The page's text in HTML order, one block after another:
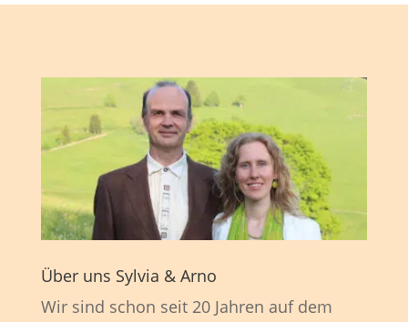
Über uns Sylvia & Arno
Wir sind schon seit 20 Jahren auf dem